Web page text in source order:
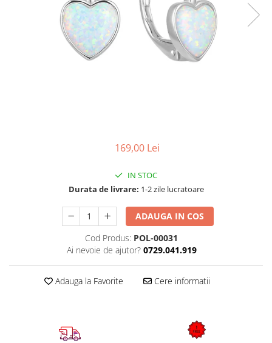
169,00 Lei
IN STOC
Durata de livrare: 1-2 zile lucratoare
ADAUGA IN COS
Cod Produs: POL-00031
Ai nevoie de ajutor? 0729.041.919
Adauga la Favorite Cere informatii